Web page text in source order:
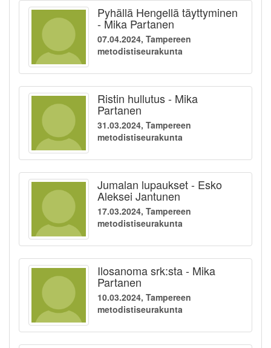
Pyhällä Hengellä täyttyminen
- Mika Partanen
07.04.2024, Tampereen
metodistiseurakunta
Ristin hullutus - Mika
Partanen
31.03.2024, Tampereen
metodistiseurakunta
Jumalan lupaukset - Esko
Aleksei Jantunen
17.03.2024, Tampereen
metodistiseurakunta
Ilosanoma srk:sta - Mika
Partanen
10.03.2024, Tampereen
metodistiseurakunta